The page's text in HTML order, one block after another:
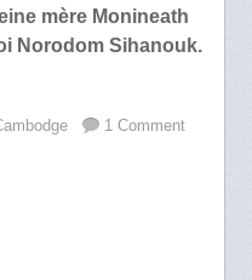
mère Monineath
Norodom Sihanouk.
1 Comment